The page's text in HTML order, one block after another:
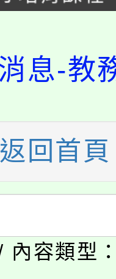
學年度第
甄選結果(
險知識
年度學生
甄選結果
學年度第
大學推廣
通分析基
輔導中心
府辦理
影音徵選
活動海報
育專業人
理賠案件
息-教
返回首頁
容類型